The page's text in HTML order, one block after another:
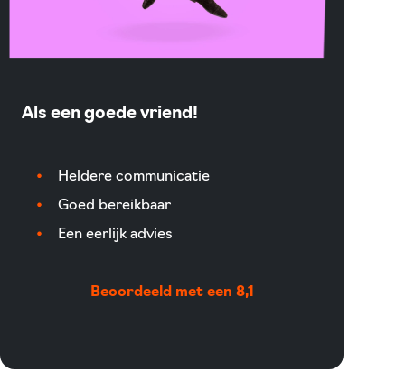
Als een goede vriend!
Heldere communicatie
Goed bereikbaar
Een eerlijk advies
Beoordeeld met een 8,1